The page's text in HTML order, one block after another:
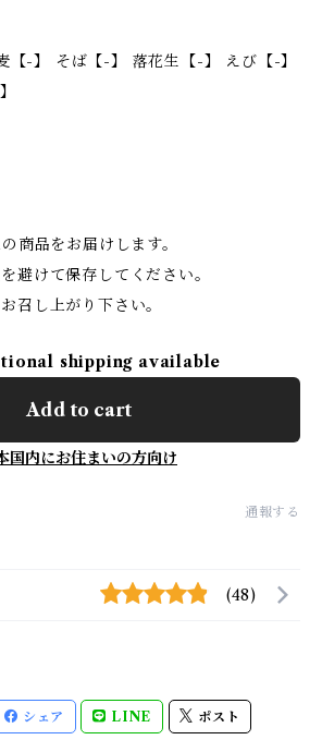
【-】 そば【-】 落花生【-】 えび【-】
商品をお届けします。
避けて保存してください。
召し上がり下さい。
shipping available
Add to cart
国内にお住まいの方向け
通報する
(48)
シェア LINE ポスト